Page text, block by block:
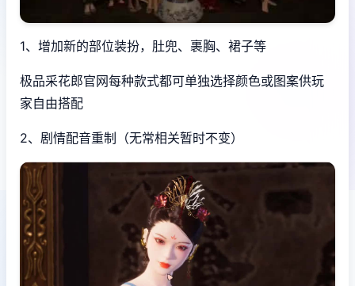
1、增加新的部位装扮，肚兜、裹胸、裙子等
极品采花郎官网每种款式都可单独选择颜色或图案供玩
家自由搭配
2、剧情配音重制（无常相关暂时不变）